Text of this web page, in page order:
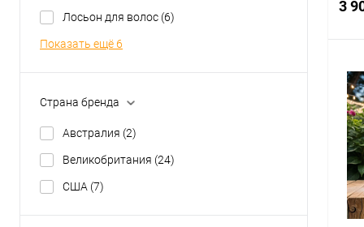
Лосьон для волос (6)
Показать ещё 6
Страна бренда
Австралия (2)
Великобритания (24)
США (7)
3
клик